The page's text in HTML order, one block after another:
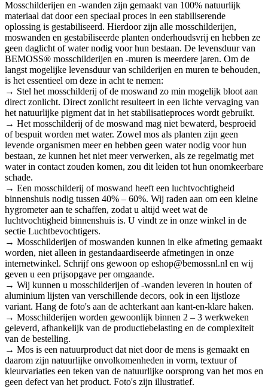
Mosschilderijen en -wanden zijn gemaakt van 100% natuurlijk
materiaal dat door een speciaal proces in een stabiliserende
oplossing is gestabiliseerd. Hierdoor zijn alle mosschilderijen,
moswanden en gestabiliseerde planten onderhoudsvrij en hebben ze
geen daglicht of water nodig voor hun bestaan. De levensduur van
BEMOSS® mosschilderijen en -muren is meerdere jaren. Om de
langst mogelijke levensduur van schilderijen en muren te behouden,
is het essentieel om deze in acht te nemen:
→ Stel het mosschilderij of de moswand zo min mogelijk bloot aan
direct zonlicht. Direct zonlicht resulteert in een lichte vervaging van
het natuurlijke pigment dat in het stabilisatieproces wordt gebruikt.
→ Het mosschilderij of de moswand mag niet bewaterd, besproeid
of bespuit worden met water. Zowel mos als planten zijn geen
levende organismen meer en hebben geen water nodig voor hun
bestaan, ze kunnen het niet meer verwerken, als ze regelmatig met
water in contact zouden komen, zou dit leiden tot hun onomkeerbare
schade.
→ Een mosschilderij of moswand heeft een luchtvochtigheid
binnenshuis nodig tussen 40% – 60%. Wij raden aan om een kleine
hygrometer aan te schaffen, zodat u altijd weet wat de
luchtvochtigheid binnenshuis is. U vindt ze in onze winkel in de
sectie Luchtbevochtigers.
→ Mosschilderijen of moswanden kunnen in elke afmeting gemaakt
worden, niet alleen in gestandaardiseerde afmetingen in onze
internetwinkel. Schrijf ons gewoon op eshop@bemossnl.nl en wij
geven u een prijsopgave per omgaande.
→ Wij kunnen u mosschilderijen of -wanden leveren in houten of
aluminium lijsten van verschillende decors, ook in een lijstloze
variant. Hang de foto's aan de achterkant aan kant-en-klare haken.
→ Mosschilderijen worden gewoonlijk binnen 2 – 3 werkweken
geleverd, afhankelijk van de productiebelasting en de complexiteit
van de bestelling.
→ Mos is een natuurproduct dat niet door de mens is gemaakt en
daarom zijn natuurlijke onvolkomenheden in vorm, textuur of
kleurvariaties een teken van de natuurlijke oorsprong van het mos en
geen defect van het product. Foto's zijn illustratief.